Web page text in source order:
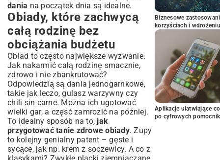
dania na początek dnia są idealne.
Obiady, które zachwycą
całą rodzinę bez
obciążania budżetu
Obiad to często największe wyzwanie.
Jak nakarmić całą rodzinę smacznie,
zdrowo i nie zbankrutować?
Odpowiedzią są dania jednogarnkowe,
takie jak leczo, gulasz warzywny czy
chili sin carne. Można ich ugotować
wielki gar, a część zamrozić na później.
To idealny sposób na to, jak
przygotować tanie zdrowe obiady. Zupy
to kolejny genialny patent – gęste i
sycące, jak np. krem z soczewicy. A co z
Biznesowe
korzyściach i wdrożeniu
Aplikacje ułatwiające
po cyfrowych